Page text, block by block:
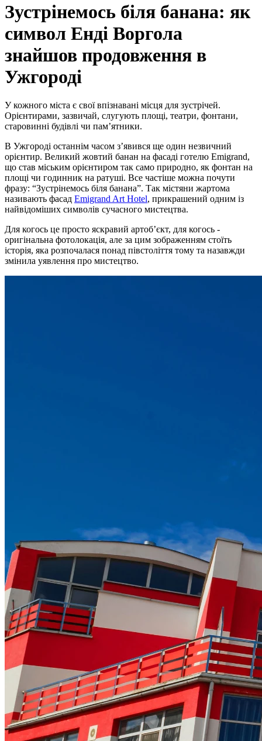
Зустрінемось біля банана: як
символ Енді Воргола
знайшов продовження в
Ужгороді
У кожного міста є свої впізнавані місця для зустрічей.
Орієнтирами, зазвичай, слугують площі, театри, фонтани,
старовинні будівлі чи пам’ятники.
В Ужгороді останнім часом з’явився ще один незвичний
орієнтир. Великий жовтий банан на фасаді готелю Emigrand,
що став міським орієнтиром так само природно, як фонтан на
площі чи годинник на ратуші. Все частіше можна почути
фразу: “Зустрінемось біля банана”. Так містяни жартома
називають фасад Emigrand Art Hotel, прикрашений одним із
найвідоміших символів сучасного мистецтва.
Для когось це просто яскравий артоб’єкт, для когось -
оригінальна фотолокація, але за цим зображенням стоїть
історія, яка розпочалася понад півстоліття тому та назавжди
змінила уявлення про мистецтво.